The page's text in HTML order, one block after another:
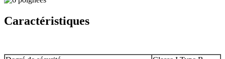
Caractéristiques